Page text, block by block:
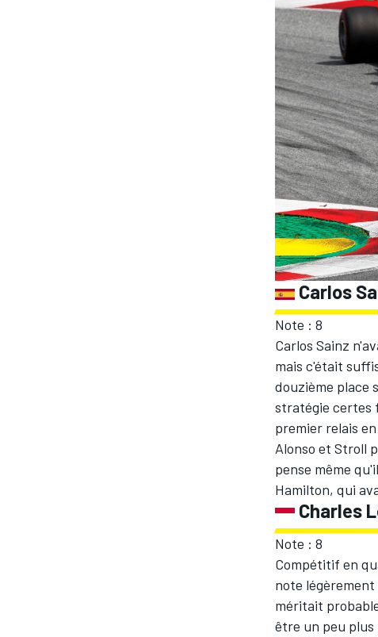
Carlos
Note : 8
Carlos Sainz
mais c'était
douzième place
stratégie certes
premier relais
Alonso et Stroll
pense même
Hamilton, qui
Charles
Note : 8
Compétitif en
note
méritait
être un peu